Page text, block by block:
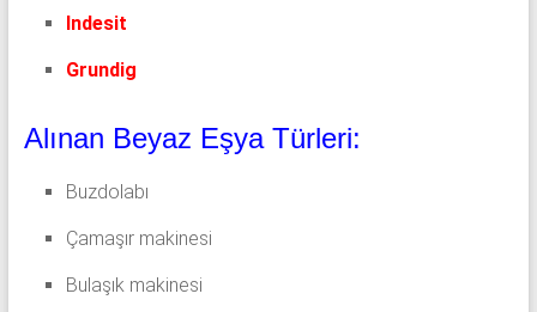
Indesit
Grundig
Alınan Beyaz Eşya Türleri:
Buzdolabı
Çamaşır makinesi
Bulaşık makinesi